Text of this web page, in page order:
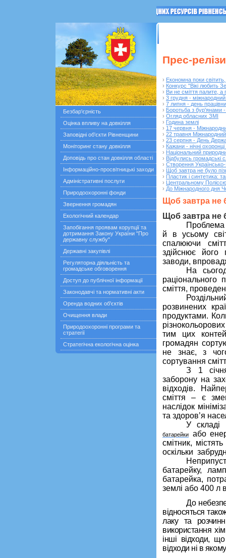
Безбар'єрність
Оцінка впливу на довкілля
Заповідні об'єкти Рівненщини
Моніторинг стану довкілля
Доповідь про стан довкілля області
Інформаційно-просвітницькі заходи
Адміністративні послуги
Природоохоронні фонди
Звернення громадян
Екологічний календар
Запобігання проявам корупції та
дотримання Закону України "Про
державну службу"
Державні закупівлі
Регуляторна діяльність та
громадське обговорення
Доступ до публічної інформації
Законодавчі та нормативні акти
Оренда водних об'єктів
Очищення влади
Природоохоронні програми та
стратегії
Стратегічна екологічна оцінка
Прес-релізи
› Економна поки
› Конкурс "Вікі любить
› Ви не сміття палите, а
› 3 грудня -
› 7 липня - день
› Боротьба з бур'янами -
› Огляд обласних ЗМІ
› Година землі
› 17 червня -
› 22 травня Міжнародний
› 23 серпня - День
› Кажани - нічні охоронці
› Національний
› Відбулись громадські
› Створення
› Щоб завтра не було
› Пластик і синтетика:
› Центральному
› До Міжнародного дня
Щоб завтра не
Щоб завтра не
Проблема
й в усьому
спалюючи
здійснює його
заводи,
На
раціональ­ного
сміття,
розвинених
продуктами.
тим цих
громадян
не знає, з
сортування
З 1
заборону на
відходів.
сміття – є
наслідок
та здоров’я
У складі
батарейки
або
смітник,
оскільки
бата­рей­ку,
батарейка,
землі або 400 л
До
відносяться
лаку та
використання
інші відходи,
відходи ні в